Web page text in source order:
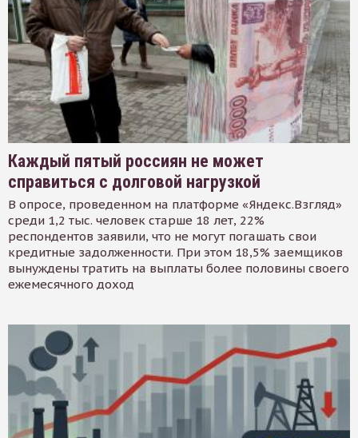
Каждый пятый россиян не может
справиться с долговой нагрузкой
В опросе, проведенном на платформе «Яндекс.Взгляд»
среди 1,2 тыс. человек старше 18 лет, 22%
респондентов заявили, что не могут погашать свои
кредитные задолженности. При этом 18,5% заемщиков
вынуждены тратить на выплаты более половины своего
ежемесячного доход